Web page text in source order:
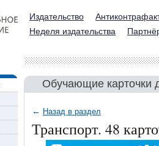
Издательство
Неделя издательства
Обучающие карточки
← Назад в раздел
Транспорт. 48